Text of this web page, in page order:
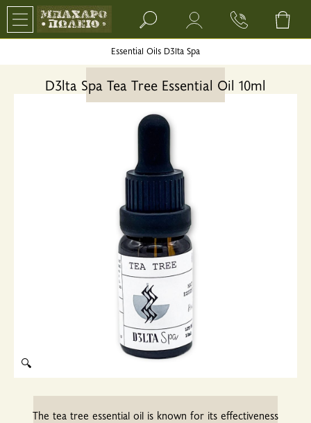
Search bar input field
Essential Oils D3lta Spa
D3lta Spa Tea Tree Essential Oil 10ml
🔍
The tea tree essential oil is known for its effectiveness